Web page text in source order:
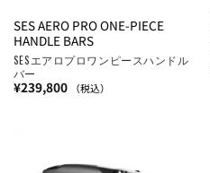
SES AERO PRO ONE-PIECE
HANDLE BARS
SESエアロプロワンピースハンドル
バー
¥239,800 （税込）